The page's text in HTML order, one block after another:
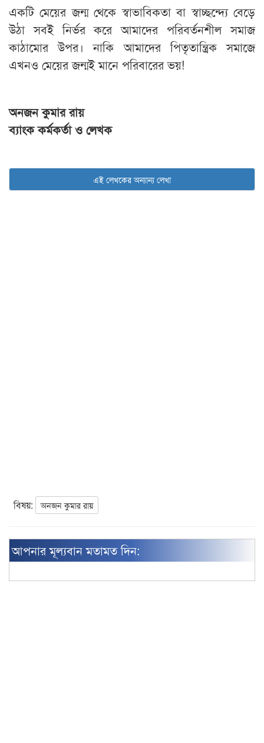
একটি মেয়ের জন্ম থেকে স্বাভাবিকতা বা স্বাচ্ছন্দ্যে বেড়ে
উঠা সবই নির্ভর করে আমাদের পরিবর্তনশীল সমাজ
কাঠামোর উপর। নাকি আমাদের পিতৃতান্ত্রিক সমাজে
এখনও মেয়ের জন্মই মানে পরিবারের ভয়!
অনজন কুমার রায়
ব্যাংক কর্মকর্তা ও লেখক
এই লেখকের অন্যান্য লেখা
বিষয়: অনজন কুমার রায়
আপনার মূল্যবান মতামত দিন: